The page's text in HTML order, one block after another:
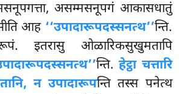
असम्मसनूपगं आकासधातुं
आह ‘‘उपादारूपदस्सनत्थ’’न्ति.
इतरासु ओळारिकसुखुमतापि
न्ति.हेट्ठा चत्तारि
न उपादारूपन्ति तस्स पनेत्थ